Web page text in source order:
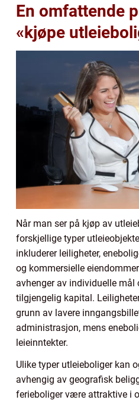
En omfattende
«kjøpe
Når man ser på kjøp av
forskjellige typer
inkluderer leiligheter,
og kommersielle
avhenger av individuelle mål
tilgjengelig kapital.
grunn av lavere
administrasjon, mens
leieinntekter.
Ulike typer utleieboliger kan
avhengig av geografisk
ferieboliger være attraktive i